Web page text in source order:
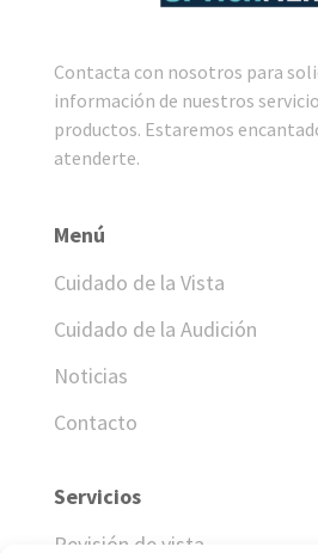
Contacta con nosotros para
información de nuestros
productos. Estaremos
atenderte.
Menú
Cuidado de la Vista
Cuidado de la Audición
Noticias
Contacto
Servicios
Revisión de vista